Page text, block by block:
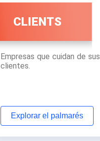
CLIENTS
Empresas que cuidan de sus
clientes.
Explorar el palmarés